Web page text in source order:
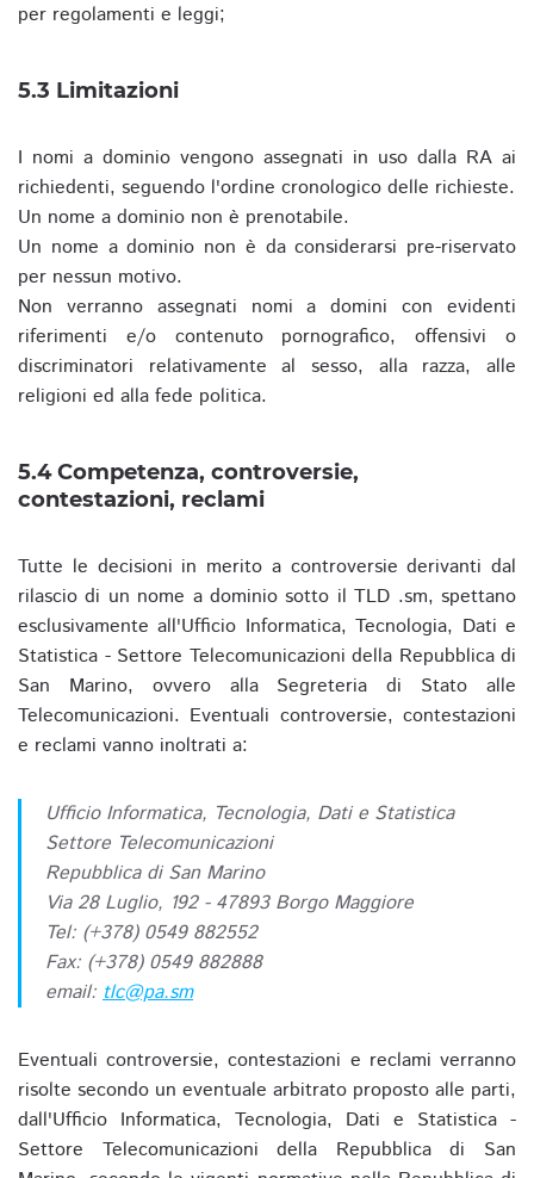
per regolamenti e leggi;
5.3 Limitazioni
I nomi a dominio vengono assegnati in uso dalla RA ai
richiedenti, seguendo l'ordine cronologico delle richieste.
Un nome a dominio non è prenotabile.
Un nome a dominio non è da considerarsi pre-riservato
per nessun motivo.
Non verranno assegnati nomi a domini con evidenti
riferimenti e/o contenuto pornografico, offensivi o
discriminatori relativamente al sesso, alla razza, alle
religioni ed alla fede politica.
5.4 Competenza, controversie,
contestazioni, reclami
Tutte le decisioni in merito a controversie derivanti dal
rilascio di un nome a dominio sotto il TLD .sm, spettano
esclusivamente all'Ufficio Informatica, Tecnologia, Dati e
Statistica - Settore Telecomunicazioni della Repubblica di
San Marino, ovvero alla Segreteria di Stato alle
Telecomunicazioni. Eventuali controversie, contestazioni
e reclami vanno inoltrati a:
Ufficio Informatica, Tecnologia, Dati e Statistica
Settore Telecomunicazioni
Repubblica di San Marino
Via 28 Luglio, 192 - 47893 Borgo Maggiore
Tel: (+378) 0549 882552
Fax: (+378) 0549 882888
email: tlc@pa.sm
Eventuali controversie, contestazioni e reclami verranno
risolte secondo un eventuale arbitrato proposto alle parti,
dall'Ufficio Informatica, Tecnologia, Dati e Statistica -
Settore Telecomunicazioni della Repubblica di San